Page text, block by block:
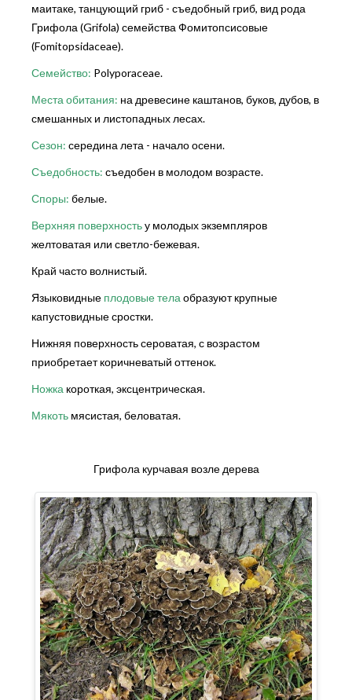
маитаке, танцующий гриб - съедобный гриб, вид рода
Грифола (Grifola) семейства Фомитопсисовые
(Fomitopsidaceae).
Семейство: Polyporaceae.
Места обитания: на древесине каштанов, буков, дубов, в
смешанных и листопадных лесах.
Сезон: середина лета - начало осени.
Съедобность: съедобен в молодом возрасте.
Споры: белые.
Верхняя поверхностьу молодых экземпляров
желтоватая или светло-бежевая.
Край часто волнистый.
Языковидные плодовые тела образуют крупные
капустовидные сростки.
Нижняя поверхность сероватая, с возрастом
приобретает коричневатый оттенок.
Ножка короткая, эксцентрическая.
Мякоть мясистая, беловатая.
Грифола курчавая возле дерева